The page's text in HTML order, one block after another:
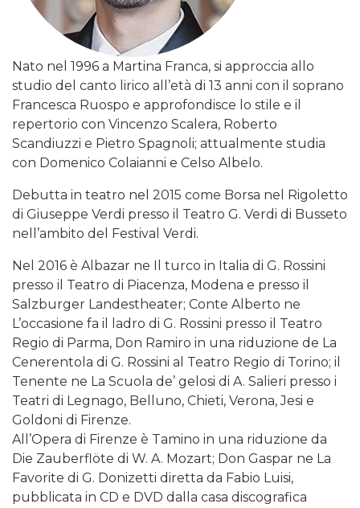
Nato nel 1996 a Martina Franca, si approccia allo
studio del canto lirico all’età di 13 anni con il soprano
Francesca Ruospo e approfondisce lo stile e il
repertorio con Vincenzo Scalera, Roberto
Scandiuzzi e Pietro Spagnoli; attualmente studia
con Domenico Colaianni e Celso Albelo.
Debutta in teatro nel 2015 come Borsa nel Rigoletto
di Giuseppe Verdi presso il Teatro G. Verdi di Busseto
nell’ambito del Festival Verdi.
Nel 2016 è Albazar ne Il turco in Italia di G. Rossini
presso il Teatro di Piacenza, Modena e presso il
Salzburger Landestheater; Conte Alberto ne
L’occasione fa il ladro di G. Rossini presso il Teatro
Regio di Parma, Don Ramiro in una riduzione de La
Cenerentola di G. Rossini al Teatro Regio di Torino; il
Tenente ne La Scuola de’ gelosi di A. Salieri presso i
Teatri di Legnago, Belluno, Chieti, Verona, Jesi e
Goldoni di Firenze.
All’Opera di Firenze è Tamino in una riduzione da
Die Zauberflöte di W. A. Mozart; Don Gaspar ne La
Favorite di G. Donizetti diretta da Fabio Luisi,
pubblicata in CD e DVD dalla casa discografica